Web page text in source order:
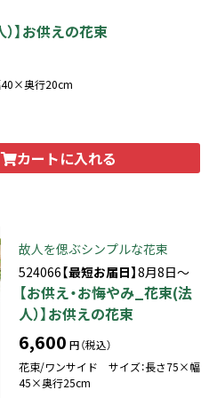
】お供えの花束
奥行20cm
カートに入れる
故人を偲ぶシンプルな花束
524066【最短お届日】8月8日～
【お供え・お悔やみ_花束(法
人）】お供えの花束
6,600 円（税込）
花束/ワンサイド サイズ：長さ75×幅
45×奥行25cm